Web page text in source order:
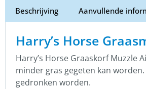
Beschrijving Aanvullende
Harry’s Horse
Harry’s Horse Graaskorf Muzzle
minder gras gegeten kan
gedronken worden.